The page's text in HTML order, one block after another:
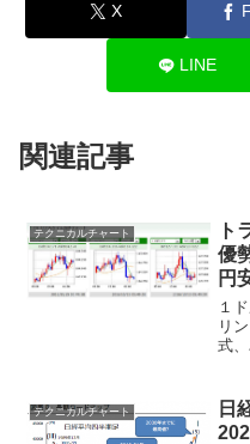
X
LINE
関連記事
テクニカルチャート
ト
優
円
１
リ
式
１
銭
値
ル
テクニカルチャート
日